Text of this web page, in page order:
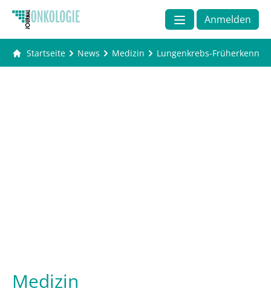
Anmelden
Startseite News Medizin Lungenkrebs-
Medizin